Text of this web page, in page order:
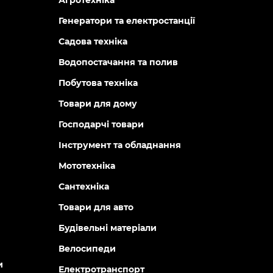
Генератори та електростанції
Садова техніка
Водопостачання та полив
Побутова техніка
Товари для дому
Господарчі товари
Інструмент та обладнання
Мототехніка
Сантехніка
Товари для авто
Будівельні матеріали
Велосипеди
Електротранспорт